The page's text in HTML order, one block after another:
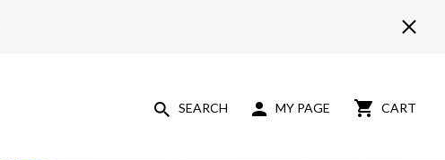
SEARCH MY PAGE CART